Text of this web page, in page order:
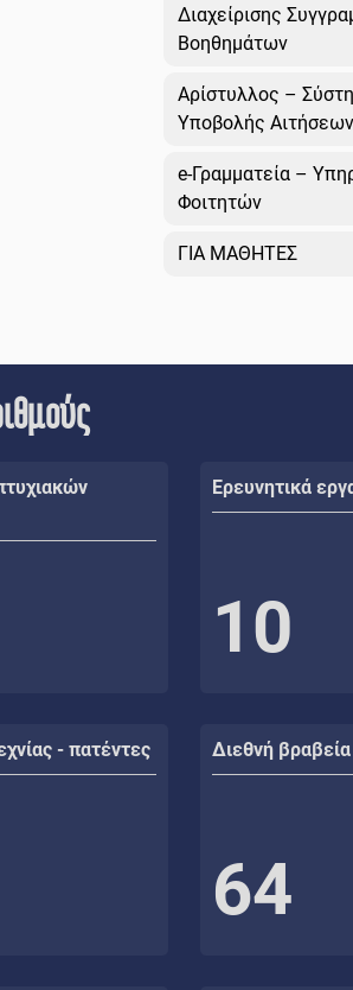
Διαχείρισης
Βοηθημάτων
Αρίστυλλος –
Υποβολής
e-Γραμματεία –
Φοιτητών
ΓΙΑ ΜΑΘΗΤΕΣ
Ερευνητικά
10
- πατέντες Διεθνή βραβεία
64